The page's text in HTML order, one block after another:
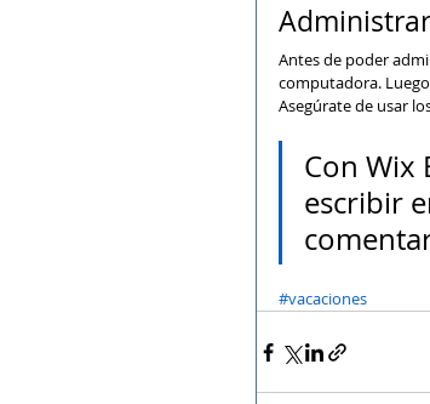
Antes de poder
computadora.
Asegúrate de usar
Con Wix
escribir
#vacaciones